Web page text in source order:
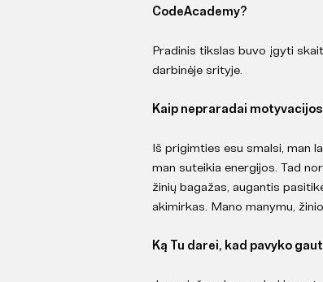
CodeAcademy?
Pradinis tikslas buvo įgyti
darbinėje srityje.
Kaip nepraradai
Iš prigimties esu smalsi, man
man suteikia energijos. Tad
žinių bagažas, augantis
akimirkas. Mano manymu,
Ką Tu darei, kad pavyko